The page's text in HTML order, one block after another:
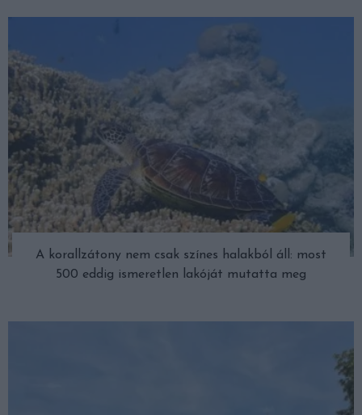
A korallzátony nem csak színes halakból áll: most
500 eddig ismeretlen lakóját mutatta meg